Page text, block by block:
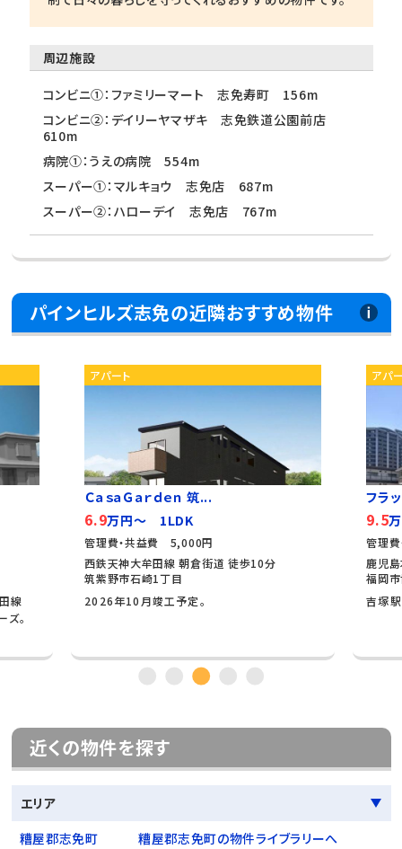
周辺施設
コンビニ①：ファミリーマート 志免寿町 156m
コンビニ②：デイリーヤマザキ 志免鉄道公園前店
610m
病院①：うえの病院 554m
スーパー①：マルキョウ 志免店 687m
スーパー②：ハローデイ 志免店 767m
パインヒルズ志免の近隣おすすめ物件
線
。
アパート
ＣａｓａＧａｒｄｅｎ 筑...
6.9万円～ 1LDK
管理費・共益費 5,000円
西鉄天神大牟田線 朝倉街道 徒歩10分
筑紫野市石崎1丁目
2026年10月竣工予定。
アパ
フラ
9.5
管理
鹿児
福岡
吉塚
近くの物件を探す
エリア
糟屋郡志免町
糟屋郡志免町の物件ライブラリーへ